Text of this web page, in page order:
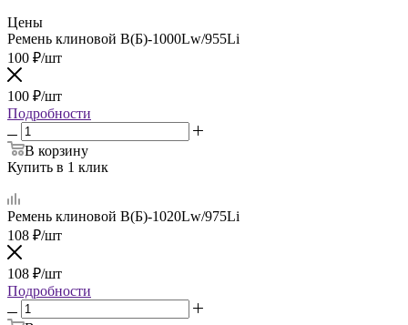
Цены
Ремень клиновой В(Б)-1000Lw/955Li
100 ₽/шт
100 ₽/шт
Подробности
В корзину
Купить в 1 клик
Ремень клиновой В(Б)-1020Lw/975Li
108 ₽/шт
108 ₽/шт
Подробности